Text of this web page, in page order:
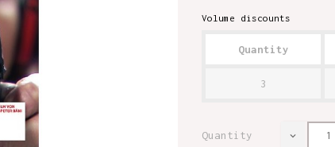
Volume discounts
Quantity
3
Quantity